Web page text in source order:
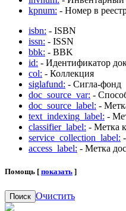
kpnum: - Номер в
isbn: - ISBN
issn: - ISSN
bbk: - BBK
id: - Идентификатор
col: - Коллекция
siglafund: - Сигла-фонд
doc_source_var: -
doc_source_label: -
text_indexing_label: -
classifier_label: - Метка
service_collection_label:
access_label: - Метка
Помощь [ показать ]
Поиск Очистить